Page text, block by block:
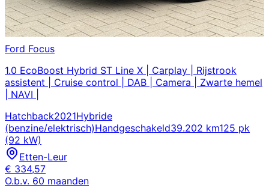
Ford Focus
1.0 EcoBoost Hybrid ST Line X | Carplay | Rijstrook
assistent | Cruise control | DAB | Camera | Zwarte hemel
| NAVI |
Hatchback2021Hybride
(benzine/elektrisch)Handgeschakeld39.202 km125 pk
(92 kW)
Etten-Leur
€ 334,57
O.b.v. 60 maanden